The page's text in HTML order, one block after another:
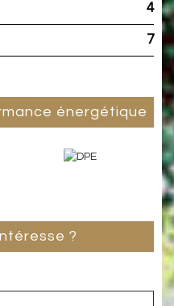
4
7
énergétique
?